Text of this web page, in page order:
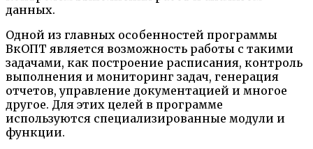
данных.
Одной из главных особенностей программы
ВкОПТ является возможность работы с такими
задачами, как построение расписания, контроль
выполнения и мониторинг задач, генерация
отчетов, управление документацией и многое
другое. Для этих целей в программе
используются специализированные модули и
функции.